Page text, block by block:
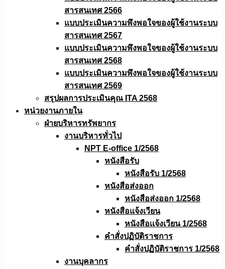
สารสนเทศ 2566
แบบประเมินความพึงพอใจของผู้ใช้งานระบบ
สารสนเทศ 2567
แบบประเมินความพึงพอใจของผู้ใช้งานระบบ
สารสนเทศ 2568
แบบประเมินความพึงพอใจของผู้ใช้งานระบบ
สารสนเทศ 2569
สรุปผลการประเมินคุณ ITA 2568
หน่วยงานภายใน
ฝ่ายบริหารทรัพยากร
งานบริหารทั่วไป
NPT E-office 1/2568
หนังสือรับ
หนังสือรับ 1/2568
หนังสือส่งออก
หนังสือส่งออก 1/2568
หนังสือแจ้งเวียน
หนังสือเเจ้งเวียน 1/2568
คำสั่งปฏิบัติราชการ
คำสั่งปฏิบัติราชการ 1/2568
งานบุคลากร